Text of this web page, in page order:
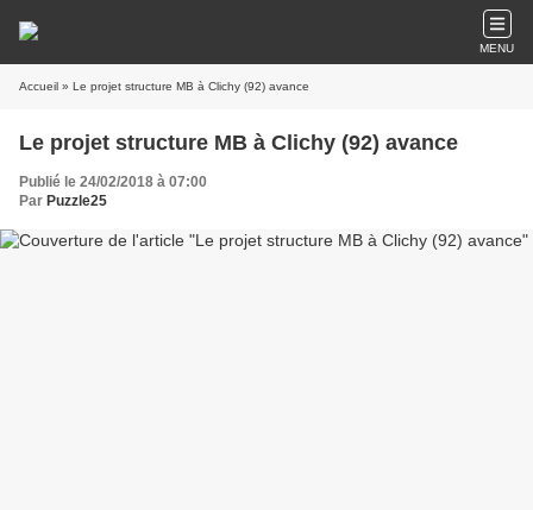
MENU
Accueil » Le projet structure MB à Clichy (92) avance
Le projet structure MB à Clichy (92) avance
Publié le 24/02/2018 à 07:00
Par Puzzle25